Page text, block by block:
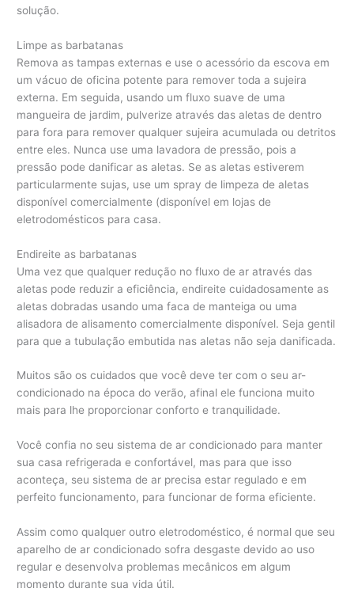
solução.
Limpe as barbatanas
Remova as tampas externas e use o acessório da escova em
um vácuo de oficina potente para remover toda a sujeira
externa. Em seguida, usando um fluxo suave de uma
mangueira de jardim, pulverize através das aletas de dentro
para fora para remover qualquer sujeira acumulada ou detritos
entre eles. Nunca use uma lavadora de pressão, pois a
pressão pode danificar as aletas. Se as aletas estiverem
particularmente sujas, use um spray de limpeza de aletas
disponível comercialmente (disponível em lojas de
eletrodomésticos para casa.
Endireite as barbatanas
Uma vez que qualquer redução no fluxo de ar através das
aletas pode reduzir a eficiência, endireite cuidadosamente as
aletas dobradas usando uma faca de manteiga ou uma
alisadora de alisamento comercialmente disponível. Seja gentil
para que a tubulação embutida nas aletas não seja danificada.
Muitos são os cuidados que você deve ter com o seu ar-
condicionado na época do verão, afinal ele funciona muito
mais para lhe proporcionar conforto e tranquilidade.
Você confia no seu sistema de ar condicionado para manter
sua casa refrigerada e confortável, mas para que isso
aconteça, seu sistema de ar precisa estar regulado e em
perfeito funcionamento, para funcionar de forma eficiente.
Assim como qualquer outro eletrodoméstico, é normal que seu
aparelho de ar condicionado sofra desgaste devido ao uso
regular e desenvolva problemas mecânicos em algum
momento durante sua vida útil.